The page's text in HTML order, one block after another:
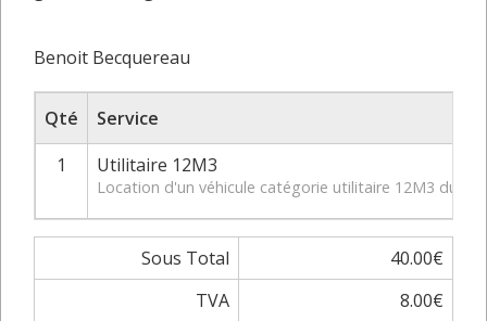
Benoit Becquereau
Qté
Service
1
Utilitaire 12M3
Location d'un véhicule catégorie utilitaire 12M3 du
Sous Total
40.00€
TVA
8.00€